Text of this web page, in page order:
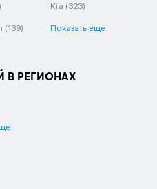
Kia (323)
(139) Показать еще
В РЕГИОНАХ